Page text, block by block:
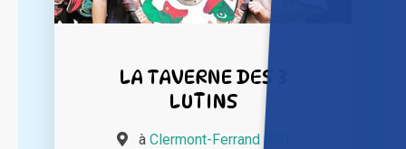
LA TAVERNE DES 3
LUTINS
à Clermont-Ferrand (63)